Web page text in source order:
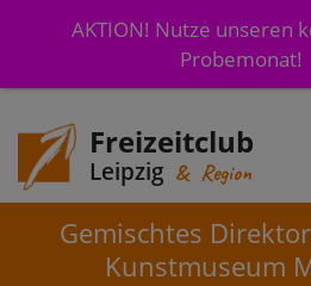
AKTION! Nutze unseren
Probemonat!
Freizeitclub
Leipzig & Region
Gemischtes
Kunstmuseum